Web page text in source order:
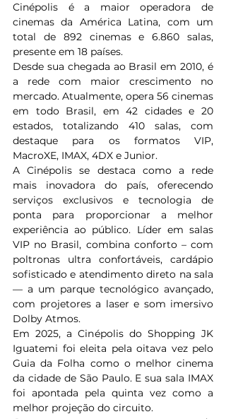
Cinépolis é a maior operadora de
cinemas da América Latina, com um
total de 892 cinemas e 6.860 salas,
presente em 18 países.
Desde sua chegada ao Brasil em 2010, é
a rede com maior crescimento no
mercado. Atualmente, opera 56 cinemas
em todo Brasil, em 42 cidades e 20
estados, totalizando 410 salas, com
destaque para os formatos VIP,
MacroXE, IMAX, 4DX e Junior.
A Cinépolis se destaca como a rede
mais inovadora do país, oferecendo
serviços exclusivos e tecnologia de
ponta para proporcionar a melhor
experiência ao público. Líder em salas
VIP no Brasil, combina conforto – com
poltronas ultra confortáveis, cardápio
sofisticado e atendimento direto na sala
— a um parque tecnológico avançado,
com projetores a laser e som imersivo
Dolby Atmos.
Em 2025, a Cinépolis do Shopping JK
Iguatemi foi eleita pela oitava vez pelo
Guia da Folha como o melhor cinema
da cidade de São Paulo. E sua sala IMAX
foi apontada pela quinta vez como a
melhor projeção do circuito.